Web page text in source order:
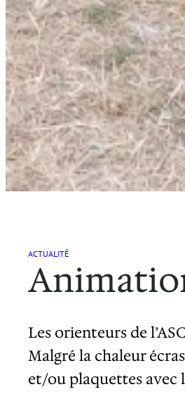
ACTUALITÉ
Les orienteurs de
Malgré la chaleur
et/ou plaquettes avec